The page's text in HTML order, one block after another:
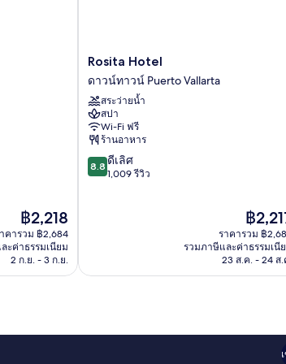
ราคา
ปัจจุบัน
คือ
฿2,218
฿2,218
คารวม ฿2,684
ะค่าธรรมเนียม
2 ก.ย. - 3 ก.ย.
Rosita
Hotel
ดาวน์
ทาวน์
Puerto
Vallarta
Rosita Hotel
ดาวน์ทาวน์ Puerto Vallarta
สระว่ายน้ำ
สปา
Wi-Fi ฟรี
ร้านอาหาร
8.8
จาก
8.8 ดีเลิศ
1,009 รีวิว
ราคา
ปัจจุบัน
คือ
฿2,217
฿
ราคารวม ฿
รวมภาษีและค่าธรรมเนี
23 ส.ค. - 24 ส